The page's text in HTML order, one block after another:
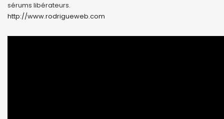
sérums libérateurs.
http://www.rodrigueweb.com